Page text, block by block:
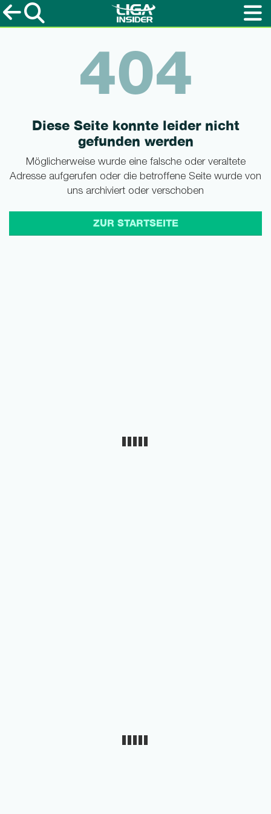
404
Diese Seite konnte leider nicht
gefunden werden
Möglicherweise wurde eine falsche oder veraltete
Adresse aufgerufen oder die betroffene Seite wurde von
uns archiviert oder verschoben
ZUR STARTSEITE